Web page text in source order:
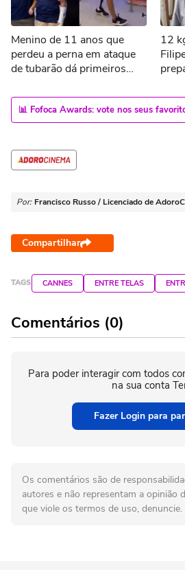
Menino de 11 anos que
perdeu a perna em ataque
de tubarão dá primeiros
12
📊 Fofoca Awards: vote nos seus
Por: Francisco Russo / Licenciado de
Compartilhar
TAGS CANNES ENTRE TELAS
Comentários (0)
Para poder interagir com todos
na sua conta
Fazer Login para
Os comentários são de
autores e não representam a opinião
que viole os termos de uso, denuncie.